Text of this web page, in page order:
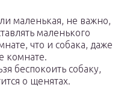
маленькая, не важно,
маленького
что и собака, даже
комнате.
беспокоить собаку,
о щенятах.